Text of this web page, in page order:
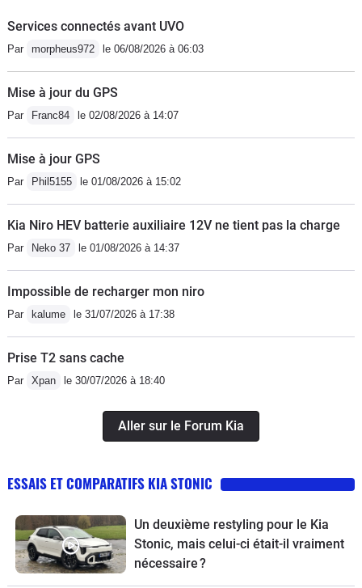
Services connectés avant UVO
Par morpheus972 le 06/08/2026 à 06:03
Mise à jour du GPS
Par Franc84 le 02/08/2026 à 14:07
Mise à jour GPS
Par Phil5155 le 01/08/2026 à 15:02
Kia Niro HEV batterie auxiliaire 12V ne tient pas la charge
Par Neko 37 le 01/08/2026 à 14:37
Impossible de recharger mon niro
Par kalume le 31/07/2026 à 17:38
Prise T2 sans cache
Par Xpan le 30/07/2026 à 18:40
Aller sur le Forum Kia
ESSAIS ET COMPARATIFS KIA STONIC
Un deuxième restyling pour le Kia
Stonic, mais celui-ci était-il vraiment
nécessaire ?